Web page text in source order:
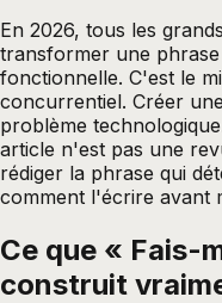
En 2026, tous les
transformer une
fonctionnelle. C'est le
concurrentiel. Créer
problème
article n'est pas une
rédiger la phrase qui
comment l'écrire avant
Ce que « Fais-
construit